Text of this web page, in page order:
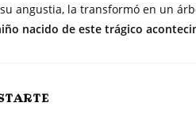
angustia, la transformó en un
nacido de este trágico